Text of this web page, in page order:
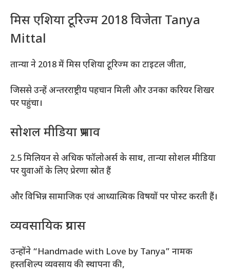
मिस एशिया टूरिज्म 2018 विजेता Tanya
Mittal
तान्या ने 2018 में मिस एशिया टूरिज्म का टाइटल जीता,
जिससे उन्हें अन्तरराष्ट्रीय पहचान मिली और उनका करियर शिखर
पर पहुंचा।
सोशल मीडिया प्रभाव
2.5 मिलियन से अधिक फॉलोअर्स के साथ, तान्या सोशल मीडिया
पर युवाओं के लिए प्रेरणा स्रोत हैं
और विभिन्न सामाजिक एवं आध्यात्मिक विषयों पर पोस्ट करती हैं।
व्यवसायिक प्रयास
उन्होंने “Handmade with Love by Tanya” नामक
हस्तशिल्प व्यवसाय की स्थापना की,